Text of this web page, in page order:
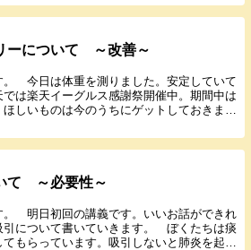
ーについて ～改善～
。 今日は体重を測りました。安定していて
は楽天イーグルス感謝祭開催中。期間中は
しいものは今のうちにゲットしておきまし
て ～必要性～
。 明日初回の講義です。いいお話ができれ
について書いていきます。 ぼくたちは痰
もらっています。吸引しないと肺炎を起こ